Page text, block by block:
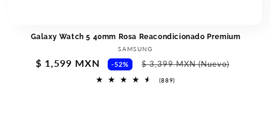
Galaxy Watch 5 40mm Rosa Reacondicionado Premium
Vendor:
SAMSUNG
Sale
$ 1,599 MXN -52%
Regular
price
$ 3,399 MXN(Nuevo)
(889)